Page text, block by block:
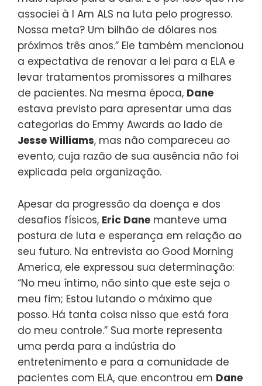
associei à I Am ALS na luta pelo progresso.
Nossa meta? Um bilhão de dólares nos
próximos três anos.” Ele também mencionou
a expectativa de renovar a lei para a ELA e
levar tratamentos promissores a milhares
de pacientes. Na mesma época, Dane
estava previsto para apresentar uma das
categorias do Emmy Awards ao lado de
Jesse Williams, mas não compareceu ao
evento, cuja razão de sua ausência não foi
explicada pela organização.
Apesar da progressão da doença e dos
desafios físicos, Eric Dane manteve uma
postura de luta e esperança em relação ao
seu futuro. Na entrevista ao Good Morning
America, ele expressou sua determinação:
“No meu íntimo, não sinto que este seja o
meu fim; Estou lutando o máximo que
posso. Há tanta coisa nisso que está fora
do meu controle.” Sua morte representa
uma perda para a indústria do
entretenimento e para a comunidade de
pacientes com ELA, que encontrou em Dane